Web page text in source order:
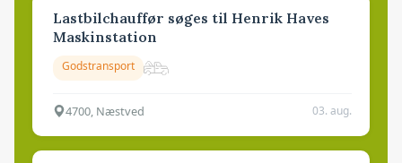
Lastbilchauffør søges til Henrik Haves
Maskinstation
Godstransport
4700, Næstved 03. aug.